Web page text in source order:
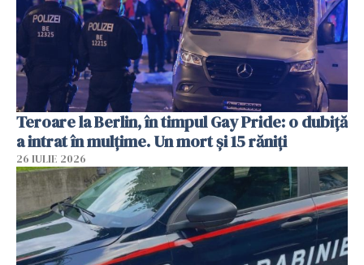
Teroare la Berlin, în timpul Gay Pride: o dubiță
a intrat în mulțime. Un mort și 15 răniți
26 IULIE 2026